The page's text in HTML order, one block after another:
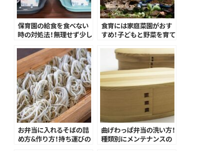
保育園の給食を食べない
時の対処法！無理せず少し
食育には家庭菜園がおす
すめ！子どもと野菜を育て
お弁当に入れるそばの詰
め方&作り方！持ち運びの
曲げわっぱ弁当の洗い方！
種類別にメンテナンスの